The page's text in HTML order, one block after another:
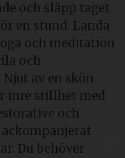
och släpp taget
en stund. Landa
och meditation
och
av en skön
inre stillhet med
och
Du behöver